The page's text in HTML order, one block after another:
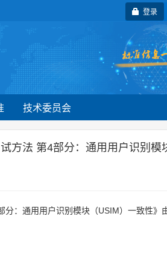
登录
技术委员会
方法 第4部分：通用用户识别模
：通用用户识别模块（USIM）一致性》